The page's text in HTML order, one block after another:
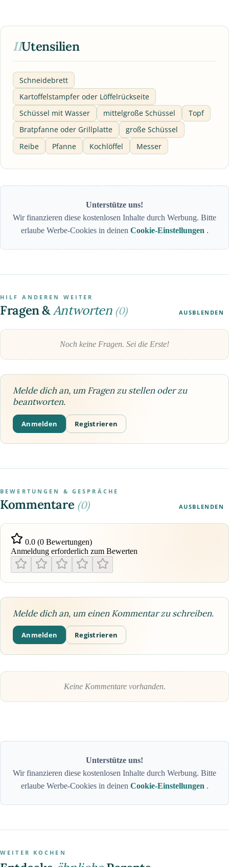
IIUtensilien
Schneidebrett
Kartoffelstampfer oder Löffelrückseite
Schüssel mit Wasser
mittelgroße Schüssel
Topf
Bratpfanne oder Grillplatte
große Schüssel
Reibe
Pfanne Kochlöffel Messer
Unterstütze uns!
Wir finanzieren diese kostenlosen Inhalte durch Werbung. Bitte
erlaube Werbe-Cookies in deinen Cookie-Einstellungen .
HILF ANDEREN WEITER
Fragen &Antworten (0) AUSBLENDEN
Noch keine Fragen. Sei die Erste!
Melde dich an, um Fragen zu stellen oder zu
beantworten.
Anmelden Registrieren
BEWERTUNGEN & GESPRÄCHE
Kommentare (0) AUSBLENDEN
0.0 (0 Bewertungen)
Anmeldung erforderlich zum Bewerten
Melde dich an, um einen Kommentar zu schreiben.
Anmelden Registrieren
Keine Kommentare vorhanden.
Unterstütze uns!
Wir finanzieren diese kostenlosen Inhalte durch Werbung. Bitte
erlaube Werbe-Cookies in deinen Cookie-Einstellungen .
WEITER KOCHEN